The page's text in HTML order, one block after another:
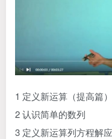
1 定义新运算（提高篇）
2 认识简单的数列
3 定义新运算列方程解